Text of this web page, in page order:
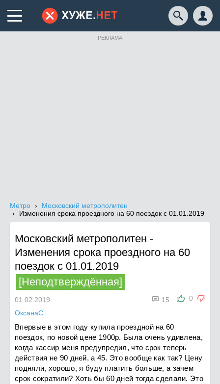
РЕКЛАМА
Метро
Московский метрополитен
Изменения срока проездного на 60 поездок с 01.01.2019
Московский метрополитен -
Изменения срока проездного на 60
поездок с 01.01.2019
[Неподтверждённая]
0
 15
01.02.2019
ОксанаC
Впервые в этом году купила проездной на 60
поездок, по новой цене 1900р. Была очень удивлена,
когда кассир меня предупредил, что срок теперь
действия не 90 дней, а 45. Это вообще как так? Цену
подняли, хорошо, я буду платить больше, а зачем
срок сократили? Хоть бы 60 дней тогда сделали. Это